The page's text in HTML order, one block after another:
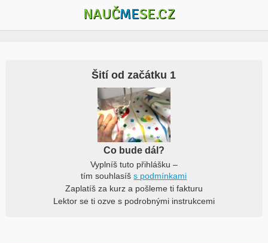
NAUČMESE.CZ
Šití od začátku 1
Co bude dál?
Vyplníš tuto přihlášku –
tím souhlasíšs podmínkami
Zaplatíš za kurz a pošleme ti fakturu
Lektor se ti ozve s podrobnými instrukcemi